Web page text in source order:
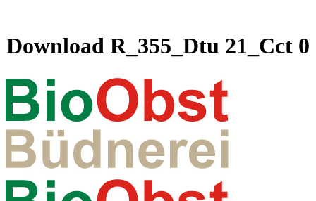
Download R_355_Dtu 21_Cct 0